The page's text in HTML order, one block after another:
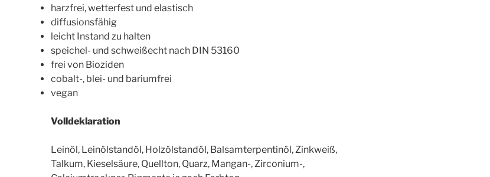
harzfrei, wetterfest und elastisch
diffusionsfähig
leicht Instand zu halten
speichel- und schweißecht nach DIN 53160
frei von Bioziden
cobalt-, blei- und bariumfrei
vegan
Volldeklaration
Leinöl, Leinölstandöl, Holzölstandöl, Balsamterpentinöl, Zinkweiß,
Talkum, Kieselsäure, Quellton, Quarz, Mangan-, Zirconium-,